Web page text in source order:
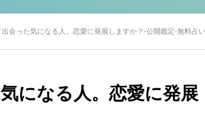
会った気になる人。恋愛に発展しますか？-公開鑑定-無料占い
になる人。恋愛に発展